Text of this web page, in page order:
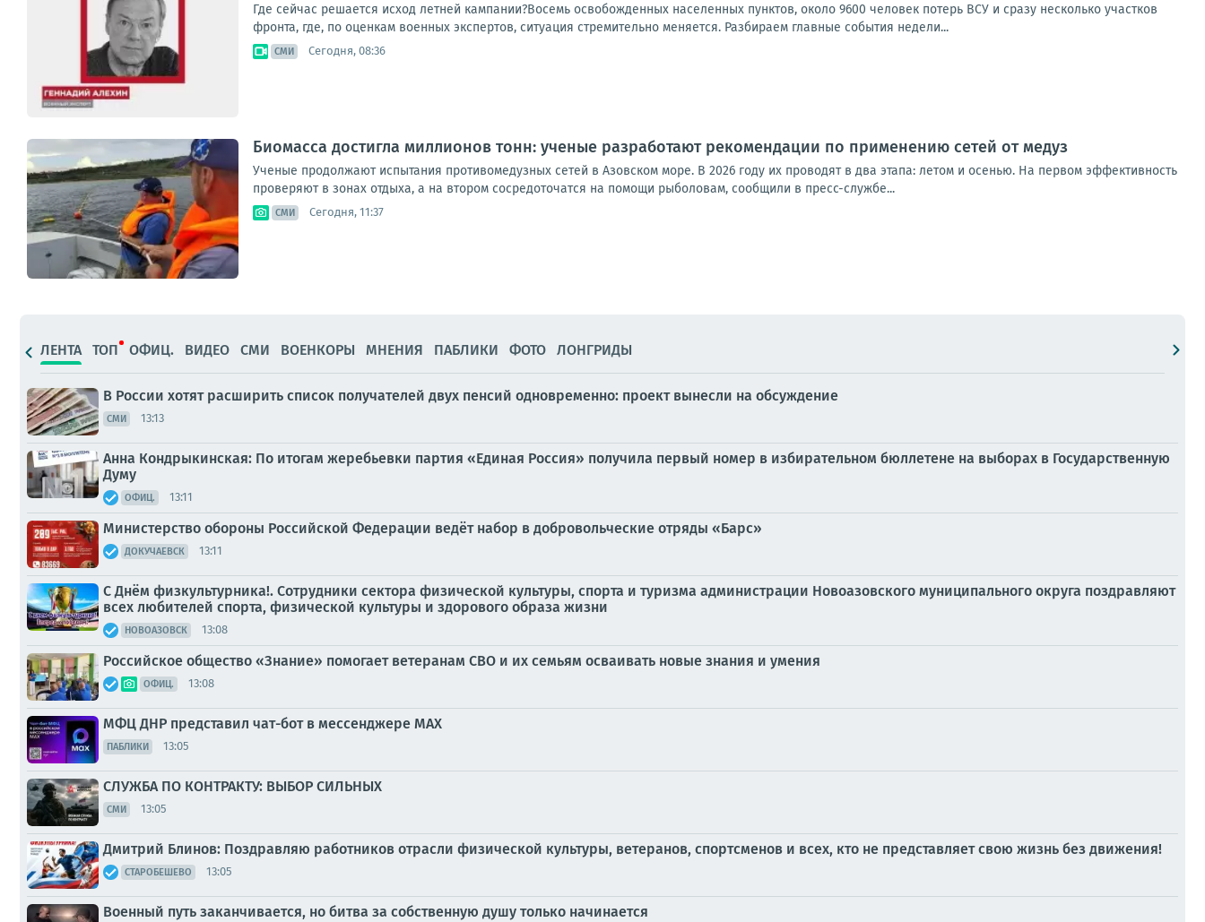
Где сейчас решается исход летней кампании?Восемь освобожденных населенных пунктов, около 9600 человек потерь ВСУ и сразу несколько участков
фронта, где, по оценкам военных экспертов, ситуация стремительно меняется. Разбираем главные события недели...
СМИ Сегодня, 08:36
Биомасса достигла миллионов тонн: ученые разработают рекомендации по применению сетей от медуз
Ученые продолжают испытания противомедузных сетей в Азовском море. В 2026 году их проводят в два этапа: летом и осенью. На первом эффективность
проверяют в зонах отдыха, а на втором сосредоточатся на помощи рыболовам, сообщили в пресс-службе...
СМИ Сегодня, 11:37
ЛЕНТА ТОП ОФИЦ. ВИДЕО СМИ ВОЕНКОРЫ МНЕНИЯ ПАБЛИКИ ФОТО ЛОНГРИДЫ
В России хотят расширить список получателей двух пенсий одновременно: проект вынесли на обсуждение
СМИ 13:13
Анна Кондрыкинская: По итогам жеребьевки партия «Единая Россия» получила первый номер в избирательном бюллетене на выборах в Государственную
Думу
ОФИЦ. 13:11
Министерство обороны Российской Федерации ведёт набор в добровольческие отряды «Барс»
ДОКУЧАЕВСК 13:11
С Днём физкультурника!. Сотрудники сектора физической культуры, спорта и туризма администрации Новоазовского муниципального округа поздравляют
всех любителей спорта, физической культуры и здорового образа жизни
НОВОАЗОВСК 13:08
Российское общество «Знание» помогает ветеранам СВО и их семьям осваивать новые знания и умения
ОФИЦ. 13:08
МФЦ ДНР представил чат-бот в мессенджере MAX
ПАБЛИКИ 13:05
СЛУЖБА ПО КОНТРАКТУ: ВЫБОР СИЛЬНЫХ
СМИ 13:05
Дмитрий Блинов: Поздравляю работников отрасли физической культуры, ветеранов, спортсменов и всех, кто не представляет свою жизнь без движения!
СТАРОБЕШЕВО 13:05
Военный путь заканчивается, но битва за собственную душу только начинается